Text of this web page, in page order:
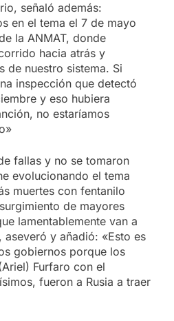
señaló además:
en el tema el 7 de mayo
la ANMAT, donde
hacia atrás y
de nuestro sistema. Si
inspección que detectó
y eso hubiera
no estaríamos
fallas y no se tomaron
evolucionando el tema
muertes con fentanilo
de mayores
lamentablemente van a
aseveró y añadió: «Esto es
gobiernos porque los
Furfaro con el
fueron a Rusia a traer